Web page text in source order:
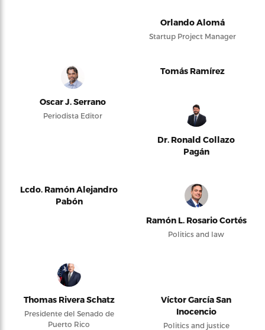
Orlando Alomá
Startup Project Manager
Oscar J. Serrano
Periodista Editor
Tomás Ramírez
Dr. Ronald Collazo
Pagán
Lcdo. Ramón Alejandro
Pabón
Ramón L. Rosario Cortés
Politics and law
Thomas Rivera Schatz
Presidente del Senado de
Puerto Rico
Víctor García San
Inocencio
Politics and justice